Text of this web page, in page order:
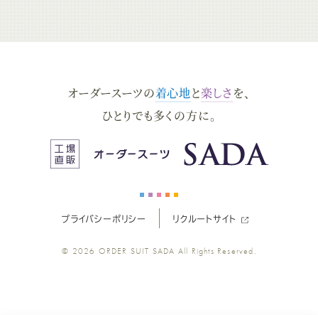
ー
ス
ツ
ー
ス
ー
ー
ス
ー
ツ
ー
ス
ツ
ス
ツ
オーダースーツの着心地と楽しさ を、
ひとりでも多くの方に。
プライバシーポリシー リクルートサイト
© 2026 ORDER SUIT SADA All Rights Reserved.